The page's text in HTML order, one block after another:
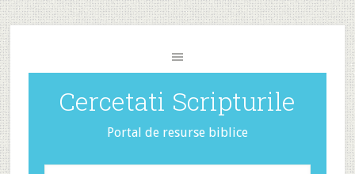
Cercetati Scripturile
Portal de resurse biblice